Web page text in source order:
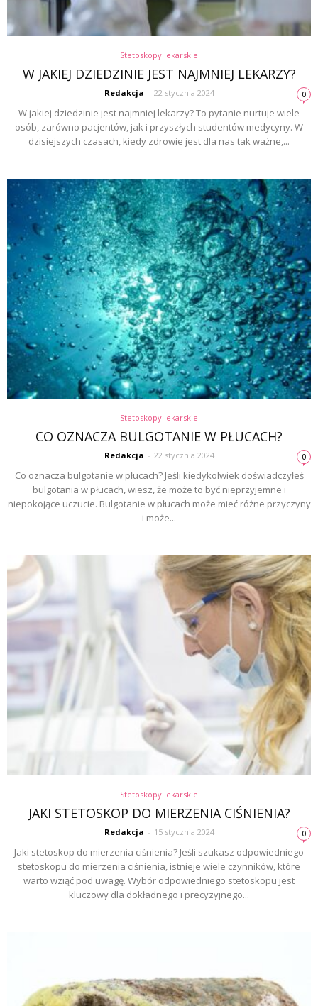
Stetoskopy lekarskie
W JAKIEJ DZIEDZINIE JEST NAJMNIEJ LEKARZY?
Redakcja - 22 stycznia 2024 0
W jakiej dziedzinie jest najmniej lekarzy? To pytanie nurtuje wiele
osób, zarówno pacjentów, jak i przyszłych studentów medycyny. W
dzisiejszych czasach, kiedy zdrowie jest dla nas tak ważne,...
Stetoskopy lekarskie
CO OZNACZA BULGOTANIE W PŁUCACH?
Redakcja - 22 stycznia 2024 0
Co oznacza bulgotanie w płucach? Jeśli kiedykolwiek doświadczyłeś
bulgotania w płucach, wiesz, że może to być nieprzyjemne i
niepokojące uczucie. Bulgotanie w płucach może mieć różne przyczyny
i może...
Stetoskopy lekarskie
JAKI STETOSKOP DO MIERZENIA CIŚNIENIA?
Redakcja - 15 stycznia 2024 0
Jaki stetoskop do mierzenia ciśnienia? Jeśli szukasz odpowiedniego
stetoskopu do mierzenia ciśnienia, istnieje wiele czynników, które
warto wziąć pod uwagę. Wybór odpowiedniego stetoskopu jest
kluczowy dla dokładnego i precyzyjnego...